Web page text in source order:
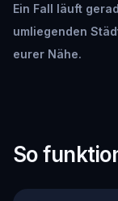
Ein Fall läuft
umliegenden
eurer Nähe.
So